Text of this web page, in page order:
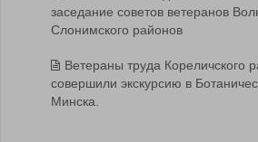
заседание советов ветеранов
Слонимского районов
Ветераны труда Кореличского
совершили экскурсию в
Минска.